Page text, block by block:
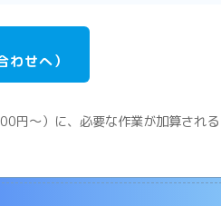
せへ）
円〜）に、必要な作業が加算される